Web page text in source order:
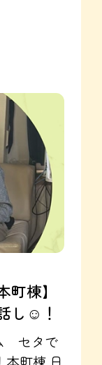
ます
美味し
のスイ
顔にな
神様の
せるこ
今日も
ますよ
受付
棟】
し☺！